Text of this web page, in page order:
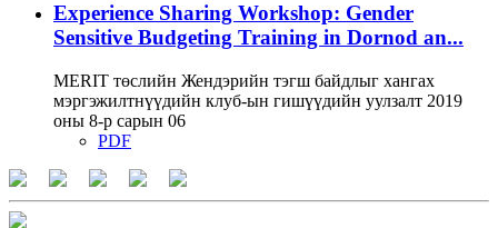
Experience Sharing Workshop: Gender
Sensitive Budgeting Training in Dornod an...
MERIT төслийн Жендэрийн тэгш байдлыг хангах
мэргэжилтнүүдийн клуб-ын гишүүдийн уулзалт 2019
оны 8-р сарын 06
PDF